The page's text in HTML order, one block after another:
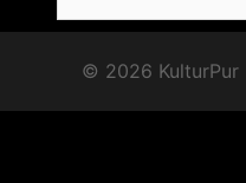
nach:
© 2026 KulturPur |